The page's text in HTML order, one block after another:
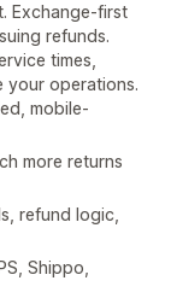
Exchange-first
refunds.
times,
your operations.
mobile-
more returns
refund logic,
Shippo,